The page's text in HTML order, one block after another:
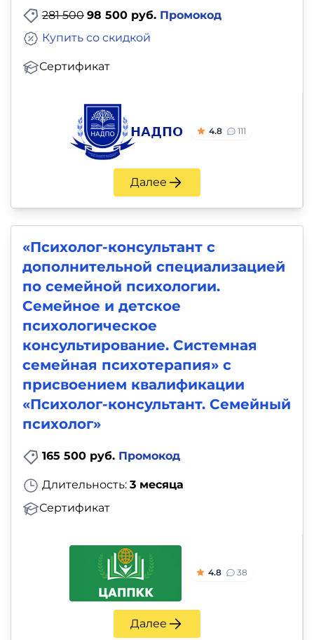
281 500 98 500 руб. Промокод
Сертификат
Купить со скидкой
4.8 111
Далее
«Психолог-консультант с
дополнительной специализацией
по семейной психологии.
Семейное и детское
психологическое
консультирование. Системная
семейная психотерапия» с
присвоением квалификации
«Психолог-консультант. Семейный
психолог»
165 500 руб. Промокод
Длительность: 3 месяца
Сертификат
4.8 38
Далее
на
профориентацию